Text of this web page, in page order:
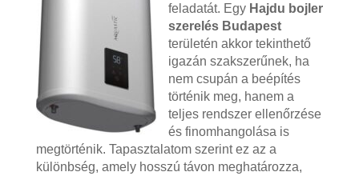
feladatát. Egy Hajdu bojler
szerelés Budapest
területén akkor tekinthető
igazán szakszerűnek, ha
nem csupán a beépítés
történik meg, hanem a
teljes rendszer ellenőrzése
és finomhangolása is
megtörténik. Tapasztalatom szerint ez az a
különbség, amely hosszú távon meghatározza,